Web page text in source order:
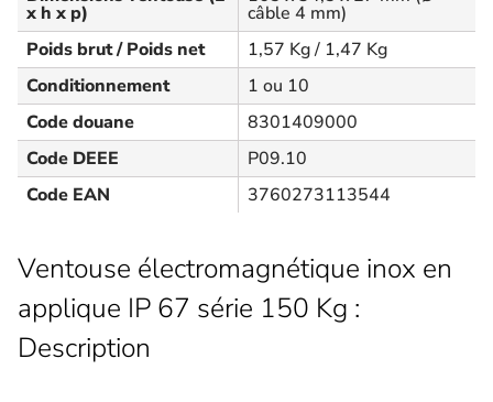
x h x p)
câble 4 mm)
Poids brut / Poids net
1,57 Kg / 1,47 Kg
Conditionnement
1 ou 10
Code douane
8301409000
Code DEEE
P09.10
Code EAN
3760273113544
Ventouse électromagnétique inox en
applique IP 67 série 150 Kg :
Description